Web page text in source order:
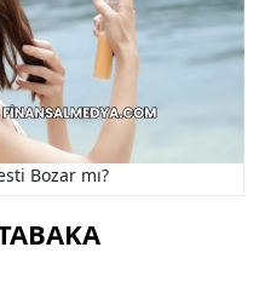
Bozar mı?